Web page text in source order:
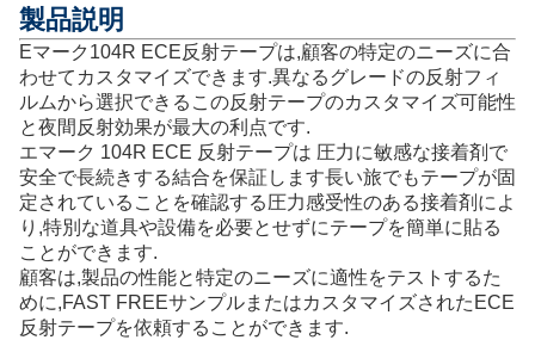
製品説明
Eマーク104R ECE反射テープは,顧客の特定のニーズに合
わせてカスタマイズできます.異なるグレードの反射フィ
ルムから選択できるこの反射テープのカスタマイズ可能性
と夜間反射効果が最大の利点です.
エマーク 104R ECE 反射テープは 圧力に敏感な接着剤で
安全で長続きする結合を保証します長い旅でもテープが固
定されていることを確認する圧力感受性のある接着剤によ
り,特別な道具や設備を必要とせずにテープを簡単に貼る
ことができます.
顧客は,製品の性能と特定のニーズに適性をテストするた
めに,FAST FREEサンプルまたはカスタマイズされたECE
反射テープを依頼することができます.